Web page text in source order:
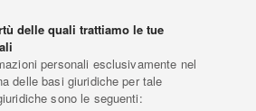
delle quali trattiamo le tue
personali esclusivamente nel
delle basi giuridiche per tale
sono le seguenti: